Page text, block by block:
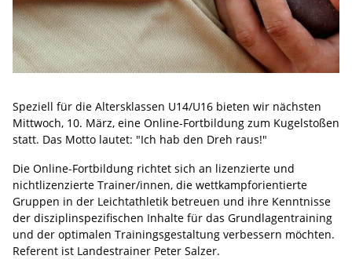
Speziell für die Altersklassen U14/U16 bieten wir nächsten
Mittwoch, 10. März, eine Online-Fortbildung zum Kugelstoßen
statt. Das Motto lautet: "Ich hab den Dreh raus!"
Die Online-Fortbildung richtet sich an lizenzierte und
nichtlizenzierte Trainer/innen, die wettkampforientierte
Gruppen in der Leichtathletik betreuen und ihre Kenntnisse
der disziplinspezifischen Inhalte für das Grundlagentraining
und der optimalen Trainingsgestaltung verbessern möchten.
Referent ist Landestrainer Peter Salzer.